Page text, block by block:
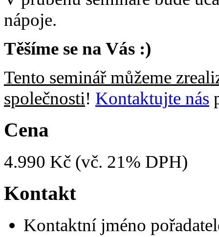
nápoje.
Těšíme se na Vás :)
Tento seminář můžeme
společnosti! Kontaktujte nás
Cena
4.990 Kč (vč. 21% DPH)
Kontakt
Kontaktní jméno